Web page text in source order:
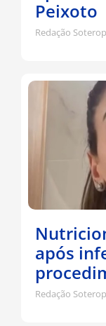
Peixoto
Redação
após
Redação